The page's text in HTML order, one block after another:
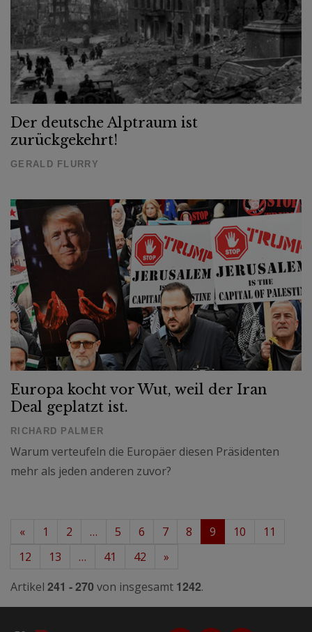
Der deutsche Alptraum ist
zurückgekehrt!
GERALD FLURRY
Europa kocht vor Wut, weil der Iran
Deal geplatzt ist.
RICHARD PALMER
Warum verteufeln die Europäer diesen Präsidenten
mehr als jeden anderen zuvor?
« 1 2 … 5 6 7 8 9 10
11
12
13 … 41 42
»
Artikel 241 - 270 von insgesamt 1242.